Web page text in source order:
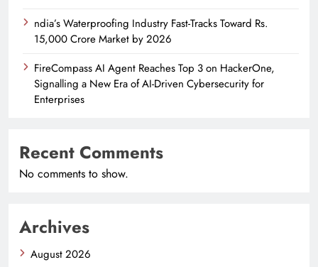
ndia’s Waterproofing Industry Fast-Tracks Toward Rs.
15,000 Crore Market by 2026
FireCompass AI Agent Reaches Top 3 on HackerOne,
Signalling a New Era of AI-Driven Cybersecurity for
Enterprises
Recent Comments
No comments to show.
Archives
August 2026